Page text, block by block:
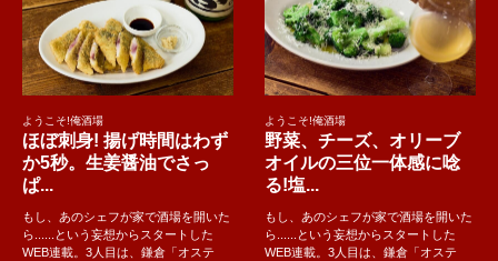
ようこそ!俺酒場
ほぼ刺身! 揚げ時間はわず
か5秒。生姜醤油でさっ
ぱ...
もし、あのシェフが家で酒場を開いた
ら......という妄想からスタートした
WEB連載。3人目は、鎌倉「オステ
ようこそ!俺酒場
野菜、チーズ、オリーブ
オイルの三位一体感に唸
る!塩...
もし、あのシェフが家で酒場を開いた
ら......という妄想からスタートした
WEB連載。3人目は、鎌倉「オステ